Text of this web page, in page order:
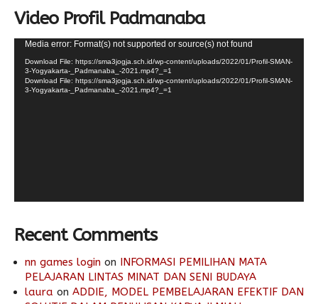
Video Profil Padmanaba
Video
Player
Media error: Format(s) not supported or source(s) not found
Download File: https://sma3jogja.sch.id/wp-content/uploads/2022/01/Profil-SMAN-
3-Yogyakarta-_Padmanaba_-2021.mp4?_=1
Download File: https://sma3jogja.sch.id/wp-content/uploads/2022/01/Profil-SMAN-
3-Yogyakarta-_Padmanaba_-2021.mp4?_=1
Recent Comments
nn games login on INFORMASI PEMILIHAN MATA
PELAJARAN LINTAS MINAT DAN SENI BUDAYA
laura on ADDIE, MODEL PEMBELAJARAN EFEKTIF DAN